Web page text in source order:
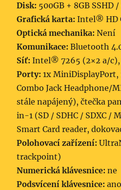
Disk: 500GB + 8GB SSHD
Grafická karta: Intel® HD
Optická mechanika: Není
Komunikace: Bluetooth
Síť: Intel® 7265 (2×2 a/c),
Porty: 1x MiniDisplayPort,
Combo Jack Headphone/
stále napájený), čtečka
in-1 (SD / SDHC / SDXC /
Smart Card reader,
Polohovací zařízení:
trackpoint)
Numerická klávesnice: ne
Podsvícení klávesnice: